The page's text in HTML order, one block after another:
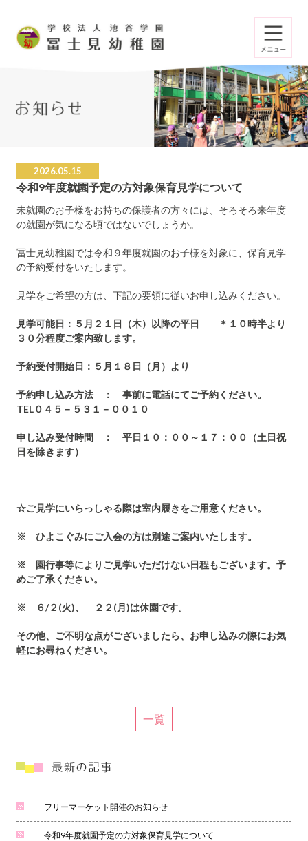
2026.05.15
令和9年度就園予定の方対象保育見学について
未就園のお子様をお持ちの保護者の方々には、そろそろ来年度
の就園が気になる頃ではないでしょうか。
冨士見幼稚園では令和９年度就園のお子様を対象に、保育見学
の予約受付をいたします。
見学をご希望の方は、下記の要領に従いお申し込みください。
見学可能日：５月２１日（木）以降の平日 ＊１０時半より
３０分程度ご案内致します。
予約受付開始日：５月１８日（月）より
予約申し込み方法 ： 事前に電話にてご予約ください。
TEL０４５－５３１－００１０
申し込み受付時間 ： 平日１０：００～１７：００（土日祝
日を除きます）
☆ご見学にいらっしゃる際は室内履きをご用意ください。
※ ひよこぐみにご入会の方は別途ご案内いたします。
※ 園行事等によりご見学いただけない日程もございます。予
めご了承ください。
※ ６/２(火)、 ２２(月)は休園です。
その他、ご不明な点がございましたら、お申し込みの際にお気
軽にお尋ねください。
一覧
フリーマーケット開催のお知らせ
令和9年度就園予定の方対象保育見学について